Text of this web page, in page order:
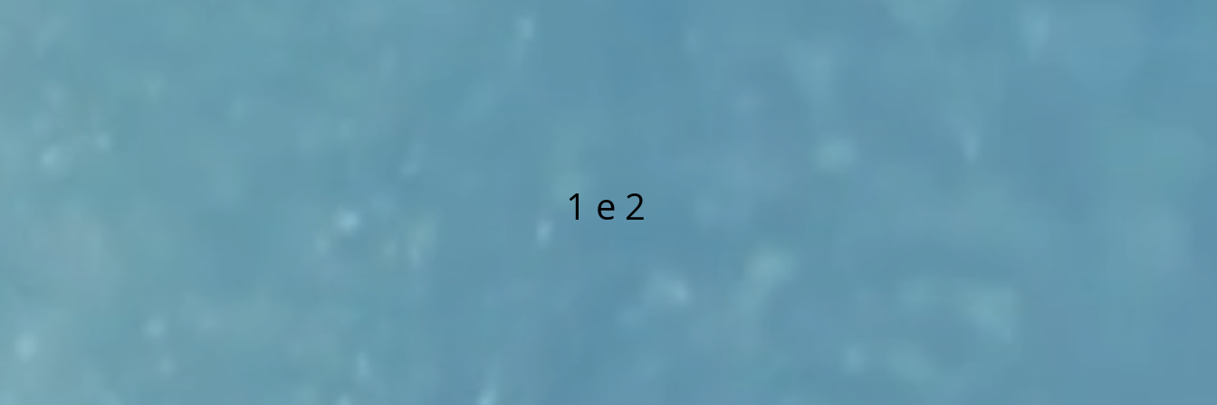
1 e 2